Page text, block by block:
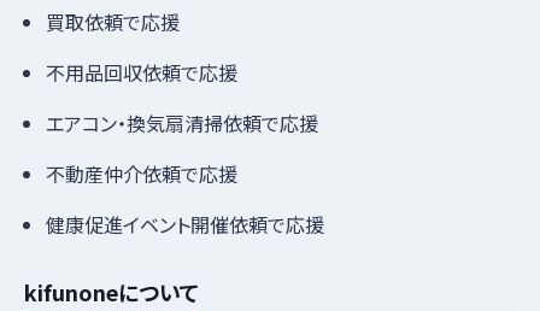
買取依頼で応援
不用品回収依頼で応援
エアコン・換気扇清掃依頼で応援
不動産仲介依頼で応援
健康促進イベント開催依頼で応援
kifunoneについて